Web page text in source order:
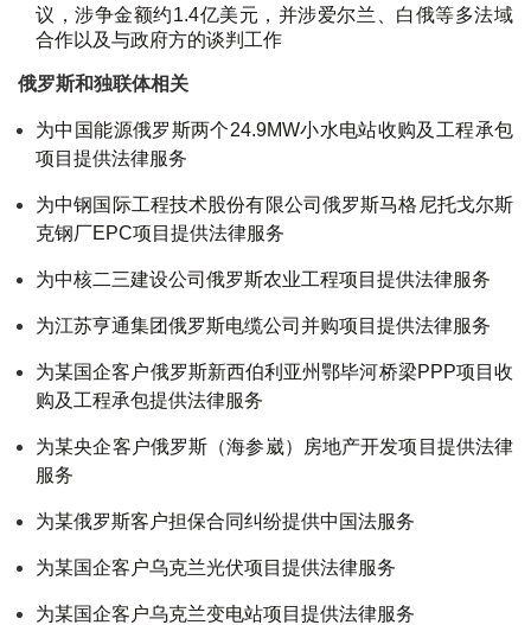
议，涉争金额约1.4亿美元，并涉爱尔兰、白俄等多法域
合作以及与政府方的谈判工作
俄罗斯和独联体相关
为中国能源俄罗斯两个24.9MW小水电站收购及工程承包
项目提供法律服务
为中钢国际工程技术股份有限公司俄罗斯马格尼托戈尔斯
克钢厂EPC项目提供法律服务
为中核二三建设公司俄罗斯农业工程项目提供法律服务
为江苏亨通集团俄罗斯电缆公司并购项目提供法律服务
为某国企客户俄罗斯新西伯利亚州鄂毕河桥梁PPP项目收
购及工程承包提供法律服务
为某央企客户俄罗斯（海参崴）房地产开发项目提供法律
服务
为某俄罗斯客户担保合同纠纷提供中国法服务
为某国企客户乌克兰光伏项目提供法律服务
为某国企客户乌克兰变电站项目提供法律服务